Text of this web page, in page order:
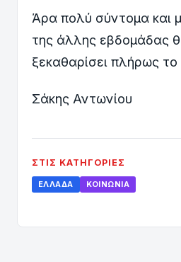
Άρα πολύ σύντομα και
της άλλης εβδομάδας
ξεκαθαρίσει πλήρως το
Σάκης Αντωνίου
ΣΤΙΣ ΚΑΤΗΓΟΡΊΕΣ
ΕΛΛΆΔΑ ΚΟΙΝΩΝΊΑ